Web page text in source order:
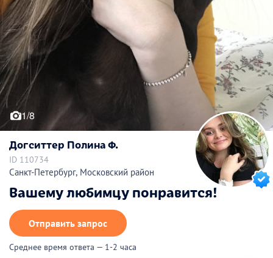
1/8
Догситтер Полина Ф.
ID 110734
Санкт-Петербург, Московский район
Вашему любимцу понравится!
Отправить запрос
Среднее время ответа — 1-2 часа